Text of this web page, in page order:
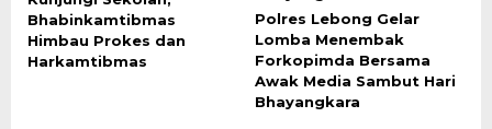
Bhabinkamtibmas
Himbau Prokes dan
Harkamtibmas
Polres Lebong Gelar
Lomba Menembak
Forkopimda Bersama
Awak Media Sambut Hari
Bhayangkara